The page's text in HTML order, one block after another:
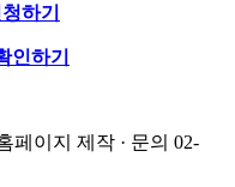
하기
인하기
페이지 제작 · 문의 02-